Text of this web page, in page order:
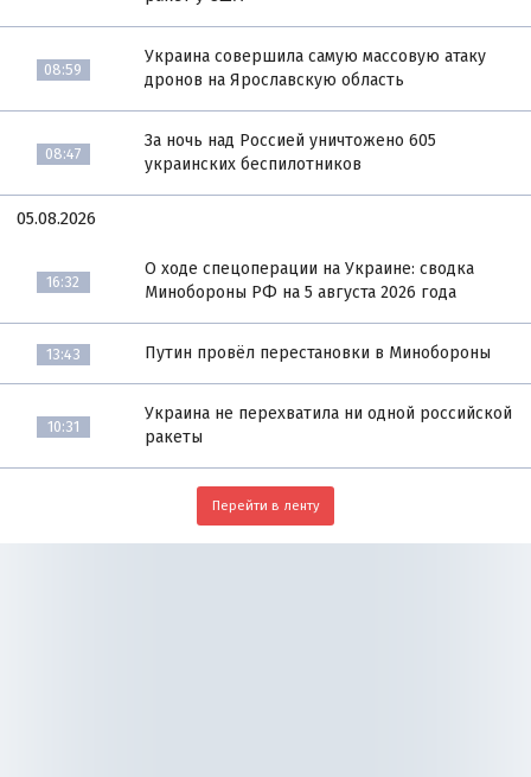
08:59
Украина совершила самую массовую атаку
дронов на Ярославскую область
08:47
За ночь над Россией уничтожено 605
украинских беспилотников
05.08.2026
16:32
О ходе спецоперации на Украине: сводка
Минобороны РФ на 5 августа 2026 года
13:43 Путин провёл перестановки в Минобороны
10:31
Украина не перехватила ни одной российской
ракеты
Перейти в ленту